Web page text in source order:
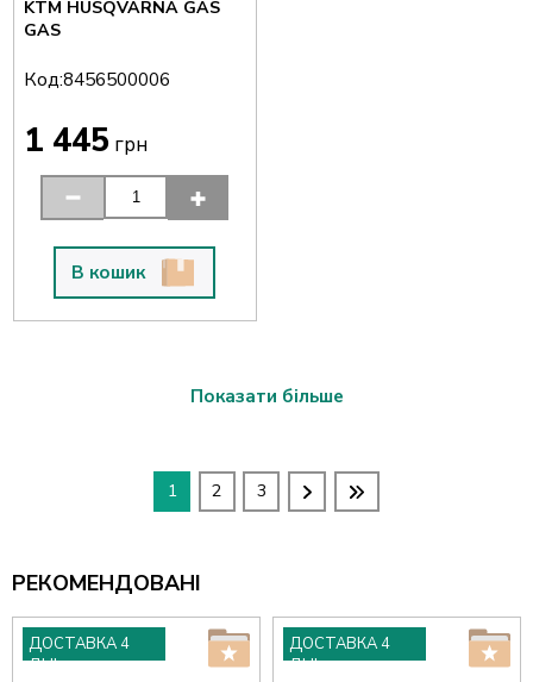
KTM HUSQVARNA GAS
GAS
Код:8456500006
1 445 грн
В кошик
Показати більше
1 2 3
РЕКОМЕНДОВАНІ
ДОСТАВКА 4
ДНІ
ДОСТАВКА 4
ДНІ